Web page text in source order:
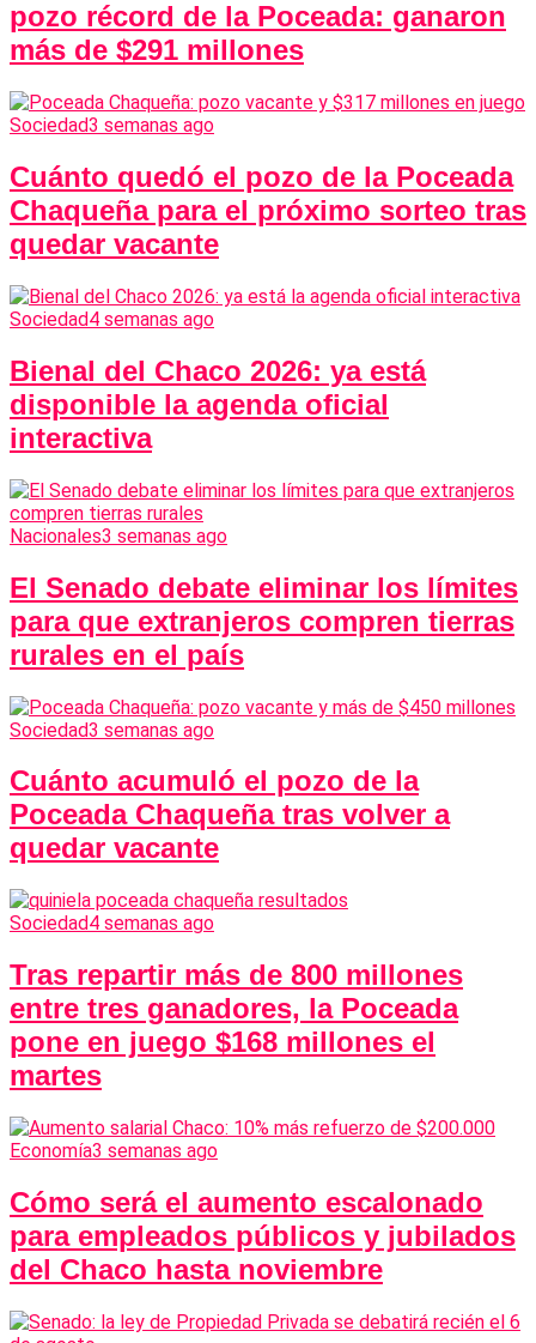
pozo récord de la Poceada: ganaron
más de $291 millones
Sociedad3 semanas ago
Cuánto quedó el pozo de la Poceada
Chaqueña para el próximo sorteo tras
quedar vacante
Sociedad4 semanas ago
Bienal del Chaco 2026: ya está
disponible la agenda oficial
interactiva
Nacionales3 semanas ago
El Senado debate eliminar los límites
para que extranjeros compren tierras
rurales en el país
Sociedad3 semanas ago
Cuánto acumuló el pozo de la
Poceada Chaqueña tras volver a
quedar vacante
Sociedad4 semanas ago
Tras repartir más de 800 millones
entre tres ganadores, la Poceada
pone en juego $168 millones el
martes
Economía3 semanas ago
Cómo será el aumento escalonado
para empleados públicos y jubilados
del Chaco hasta noviembre